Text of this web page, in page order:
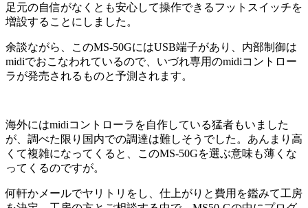
足元の自信がなくとも安心して操作できるフットスイッチを
増設することにしました。
余談ながら、このMS-50GにはUSB端子があり、内部制御は
midiでおこなわれているので、いづれ専用のmidiコントロー
ラが発売されるものと予測されます。
海外にはmidiコントローラを自作している猛者もいました
が、調べた限り国内での調達は難しそうでした。あんまり高
くて複雑になってくると、このMS-50Gを選ぶ意味も薄くな
ってくるのですが。
何軒かメールでヤリトリをし、仕上がりと費用を鑑みて工房